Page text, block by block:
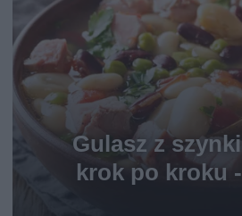
Gulasz z
krok po kroku